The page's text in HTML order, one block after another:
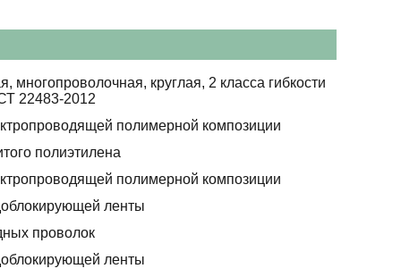
многопроволочная, круглая, 2 класса гибкости
22483-2012
полимерной композиции
полиэтилена
полимерной композиции
ленты
проволок
ленты